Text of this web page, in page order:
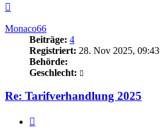
Monaco66
Beiträge: 4
Registriert: 28. Nov 2025, 09:43
Behörde:
Geschlecht:
Re: Tarifverhandlung 2025